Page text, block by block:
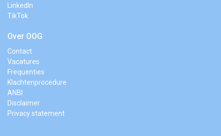
LinkedIn
TikTok
Over OOG
Contact
Vacatures
Frequenties
Klachtenprocedure
ANBI
Disclaimer
Privacy statement